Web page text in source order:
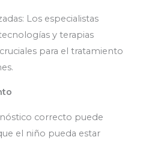
Los especialistas
y terapias
para el tratamiento
correcto puede
el niño pueda estar